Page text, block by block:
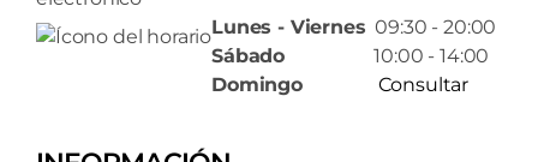
Lunes - Viernes 09:30 - 20:00
Sábado 10:00 - 14:00
Domingo
Consultar